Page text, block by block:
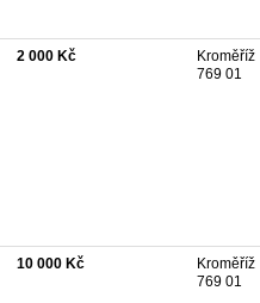
2 000 Kč
Kroměříž
769 01
10 000 Kč
Kroměříž
769 01